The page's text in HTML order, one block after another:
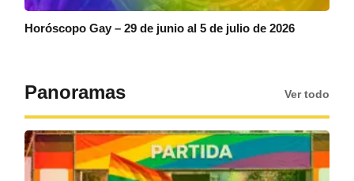
Horóscopo Gay – 29 de junio al 5 de julio de 2026
Panoramas Ver todo